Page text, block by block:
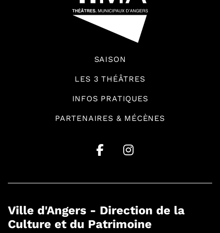
SAISON
LES 3 THÉÂTRES
INFOS PRATIQUES
PARTENAIRES & MÉCÈNES
Ville d'Angers - Direction de la
Culture et du Patrimoine